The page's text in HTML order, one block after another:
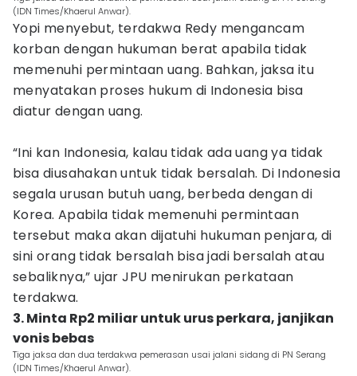
(IDN Times/Khaerul Anwar).
Yopi menyebut, terdakwa Redy mengancam
korban dengan hukuman berat apabila tidak
memenuhi permintaan uang. Bahkan, jaksa itu
menyatakan proses hukum di Indonesia bisa
diatur dengan uang.
“Ini kan Indonesia, kalau tidak ada uang ya tidak
bisa diusahakan untuk tidak bersalah. Di Indonesia
segala urusan butuh uang, berbeda dengan di
Korea. Apabila tidak memenuhi permintaan
tersebut maka akan dijatuhi hukuman penjara, di
sini orang tidak bersalah bisa jadi bersalah atau
sebaliknya,” ujar JPU menirukan perkataan
terdakwa.
3. Minta Rp2 miliar untuk urus perkara, janjikan
vonis bebas
Tiga jaksa dan dua terdakwa pemerasan usai jalani sidang di PN Serang
(IDN Times/Khaerul Anwar).